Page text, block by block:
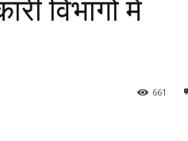
विभागों में
661